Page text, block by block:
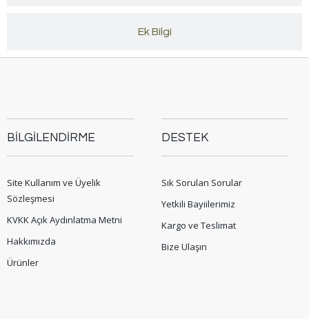
Ek Bilgi
BİLGİLENDİRME
Site Kullanım ve Üyelik
Sözleşmesi
KVKK Açık Aydınlatma Metni
Hakkımızda
Ürünler
DESTEK
Sık Sorulan Sorular
Yetkili Bayiilerimiz
Kargo ve Teslimat
Bize Ulaşın